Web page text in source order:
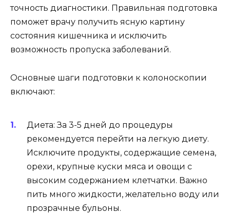
точность диагностики. Правильная подготовка
поможет врачу получить ясную картину
состояния кишечника и исключить
возможность пропуска заболеваний.
Основные шаги подготовки к колоноскопии
включают:
Диета: За 3-5 дней до процедуры
рекомендуется перейти на легкую диету.
Исключите продукты, содержащие семена,
орехи, крупные куски мяса и овощи с
высоким содержанием клетчатки. Важно
пить много жидкости, желательно воду или
прозрачные бульоны.